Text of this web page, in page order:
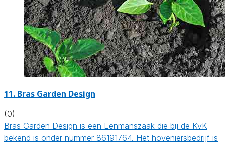
11. Bras Garden Design
(0)
Bras Garden Design is een Eenmanszaak die bij de KvK
bekend is onder nummer 86191764. Het hoveniersbedrijf is